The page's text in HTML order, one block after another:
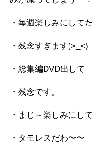
・毎週楽しみにして
・残念すぎます(>_<)
・総集編DVD出して
・残念です。
・まじ～楽しみにし
・タモレスだわ〜〜